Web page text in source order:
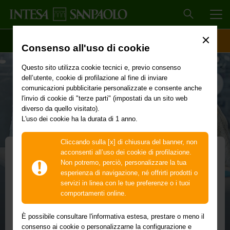
Consenso all'uso di cookie
Questo sito utilizza cookie tecnici e, previo consenso
dell’utente, cookie di profilazione al fine di inviare
comunicazioni pubblicitarie personalizzate e consente anche
l'invio di cookie di "terze parti" (impostati da un sito web
diverso da quello visitato).
L'uso dei cookie ha la durata di 1 anno.
Cliccando sulla [x] di chiusura del banner, non
acconsenti all’uso dei cookie di profilazione.
Non potremo, perciò, personalizzare la tua
esperienza di navigazione, né offrirti prodotti o
servizi in linea con le tue preferenze o i tuoi
comportamenti online.
È possibile consultare l'informativa estesa, prestare o meno il
consenso ai cookie o personalizzarne la configurazione e
Consulenza assicurativa
Per conoscere i tuoi bisogni ti bastano pochi
Puoi compilare il questionario per la consulenza